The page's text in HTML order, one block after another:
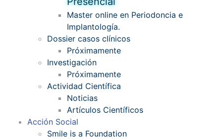
Master online en Periodoncia e
Implantología.
Dossier casos clínicos
Próximamente
Investigación
Próximamente
Actividad Científica
Noticias
Artículos Científicos
Acción Social
Smile is a Foundation